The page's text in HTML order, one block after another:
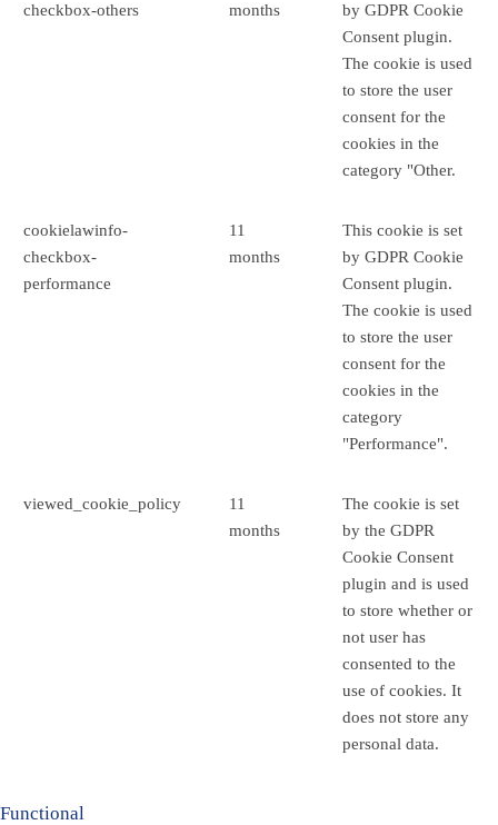
checkbox-others
months
by GDPR Cookie
Consent plugin.
The cookie is used
to store the user
consent for the
cookies in the
category "Other.
cookielawinfo-
checkbox-
performance
11
months
This cookie is set
by GDPR Cookie
Consent plugin.
The cookie is used
to store the user
consent for the
cookies in the
category
"Performance".
viewed_cookie_policy
11
months
The cookie is set
by the GDPR
Cookie Consent
plugin and is used
to store whether or
not user has
consented to the
use of cookies. It
does not store any
personal data.
Functional